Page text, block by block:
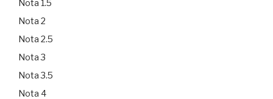
Nota 1.5
Nota 2
Nota 2.5
Nota 3
Nota 3.5
Nota 4